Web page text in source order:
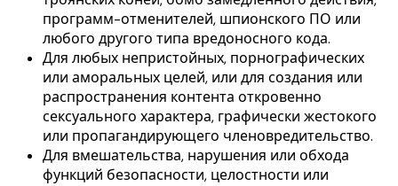
программ-отменителей, шпионского ПО или
любого другого типа вредоносного кода.
Для любых непристойных, порнографических
или аморальных целей, или для создания или
распространения контента откровенно
сексуального характера, графически жестокого
или пропагандирующего членовредительство.
Для вмешательства, нарушения или обхода
функций безопасности, целостности или